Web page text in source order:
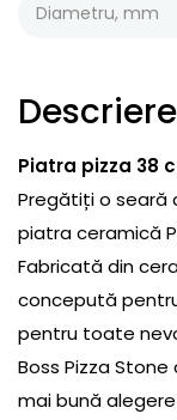
Diametru, mm
Descriere
Piatra pizza 38
Pregătiți o seară
piatra ceramică
Fabricată din
concepută
pentru toate
Boss Pizza
mai bună